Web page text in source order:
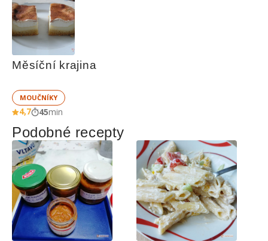
Měsíční krajina
MOUČNÍKY
4,7 45min
Podobné recepty